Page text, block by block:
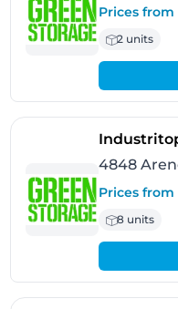
Prices
2 units
4848
Prices
8 units